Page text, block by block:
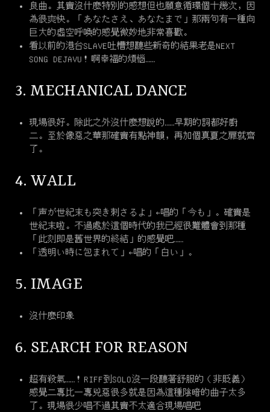
良曲。其實沒什麼特別的感想但也願意循環個十幾次，因
為很爽快。「あなたさえ、あなたまで」那兩句有一種向
巨大的虛空呼喚的感覺微妙地非常喜歡。
看以前的港台SLAVE吐槽想聽些新奇的結果老是NEXT
SONG DEJAVU！啊幸福的煩惱……
3. MECHANICAL DANCE
現場很好。除此之外沒什麼想說的……早期的詞都好廚
二。至於像惡之華那確實有點神韻，再加個真夏之扉就齊
了。
4. WALL
「声が世紀末も突き刺さるよ」←唱的「今も」。確實是
世紀末啦。不過處於這個時代的我已經很難體會到那種
「此刻即是舊世界的終結」的感覺吧……
「透明い時に包まれて」←唱的「白い」。
5. IMAGE
沒什麼印象
6. SEARCH FOR REASON
超有殺氣……！RIFF到SOLO沒一段聽著舒服的（非貶義）
感覺二專比一專兇惡很多就是因為這種陰暗的曲子太多
了。現場很少唱不過其實不太適合現場唱吧